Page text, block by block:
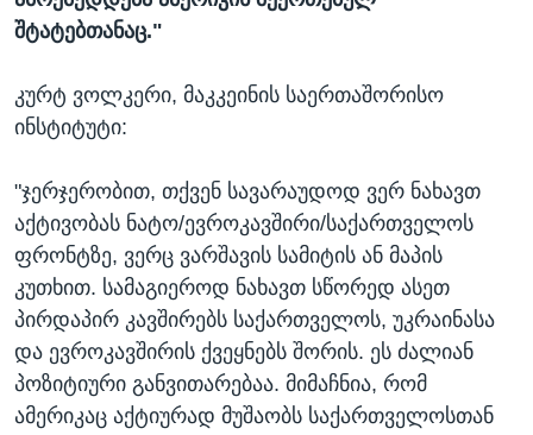
შტატებთანაც."
კურტ ვოლკერი, მაკკეინის საერთაშორისო
ინსტიტუტი:
"ჯერჯერობით, თქვენ სავარაუდოდ ვერ ნახავთ
აქტივობას ნატო/ევროკავშირი/საქართველოს
ფრონტზე, ვერც ვარშავის სამიტის ან მაპის
კუთხით. სამაგიეროდ ნახავთ სწორედ ასეთ
პირდაპირ კავშირებს საქართველოს, უკრაინასა
და ევროკავშირის ქვეყნებს შორის. ეს ძალიან
პოზიტიური განვითარებაა. მიმაჩნია, რომ
ამერიკაც აქტიურად მუშაობს საქართველოსთან